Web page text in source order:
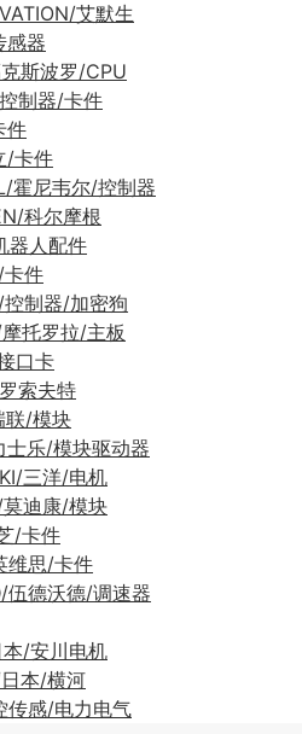
艾默生
感器
斯波罗/CPU
制器/卡件
件
/卡件
霍尼韦尔/控制器
科尔摩根
器人配件
卡件
制器/加密狗
托罗拉/主板
口卡
索夫特
联/模块
士乐/模块驱动器
三洋/电机
迪康/模块
/卡件
维思/卡件
伍德沃德/调速器
/安川电机
本/横河
传感/电力电气